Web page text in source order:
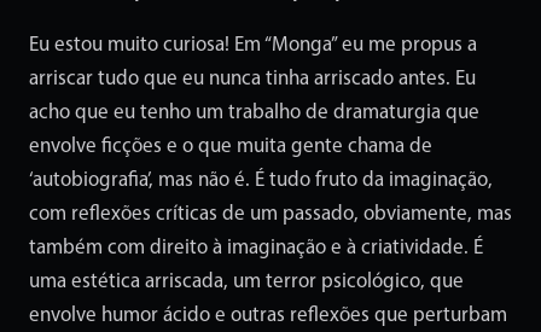
Eu estou muito curiosa! Em “Monga” eu me propus a
arriscar tudo que eu nunca tinha arriscado antes. Eu
acho que eu tenho um trabalho de dramaturgia que
envolve ficções e o que muita gente chama de
‘autobiografia’, mas não é. É tudo fruto da imaginação,
com reflexões críticas de um passado, obviamente, mas
também com direito à imaginação e à criatividade. É
uma estética arriscada, um terror psicológico, que
envolve humor ácido e outras reflexões que perturbam